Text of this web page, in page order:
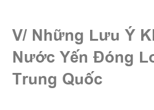
V/ Những Lưu Ý
Nước Yến Đóng
Trung Quốc